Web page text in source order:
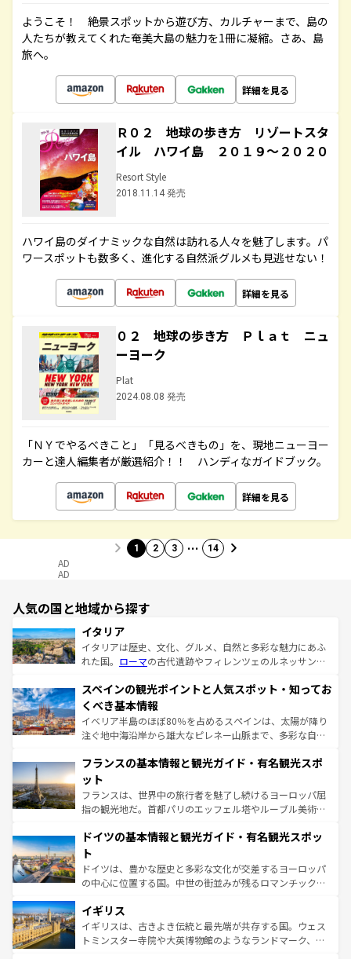
ようこそ！ 絶景スポットから遊び方、カルチャーまで、島の
人たちが教えてくれた奄美大島の魅力を1冊に凝縮。さあ、島
旅へ。
詳細を見る
Ｒ０２ 地球の歩き方 リゾートスタ
イル ハワイ島 ２０１９～２０２０
Resort Style
2018.11.14 発売
ハワイ島のダイナミックな自然は訪れる人々を魅了します。パ
ワースポットも数多く、進化する自然派グルメも見逃せない！
詳細を見る
０２ 地球の歩き方 Ｐｌａｔ ニュ
ーヨーク
Plat
2024.08.08 発売
「ＮＹでやるべきこと」「見るべきもの」を、現地ニューヨー
カーと達人編集者が厳選紹介！！ ハンディなガイドブック。
詳細を見る
1 2 3 … 14
AD
AD
人気の国と地域から探す
イタリア
イタリアは歴史、文化、グルメ、自然と多彩な魅力にあふ
れた国。 ローマの古代遺跡やフィレンツェのルネッサンス
ろん、トスカーナの美しい田園風景やアマルフィ海岸の絶
景など、自然景観も見逃せない。観光の合間には、本場の
ピザやパスタなど、絶品のイタリア料理を堪能することも
できる。朝目覚めてから夜眠るまで、すべての瞬間を楽し
なお、新着のイタリア情報はコンテンツ一覧を参照してほ
しい。
スペインの観光ポイントと人気スポット・知ってお
くべき基本情報
イベリア半島のほぼ80％を占めるスペインは、太陽が降り
注ぐ地中海沿岸から雄大なピレネー山脈まで、多彩な自然
文化が根付くこの国では、情熱的なフラメンコ、熱気あふ
れる闘牛、そして美味しいタパスが生活の一部となってい
る。首都マドリードの洗練された雰囲気や、バルセロナの
アートに溢れた街角から、地方では古代ローマ遺跡や中世
せる。地方によって風土や気候が異なるスペインはその個
ンテンツ一覧 を参照してほしい。
フランスの基本情報と観光ガイド・有名観光スポ
ット
フランスは、世界中の旅行者を魅了し続けるヨーロッパ屈
指の観光地だ。首都パリのエッフェル塔やルーブル美術館
で、幅広い魅力が詰まっている。華麗な宮殿、歴史的な大
聖堂、美しいビーチ、そして豊かな自然が、訪れる者を心
から魅了する。また、フランスは美食の国としても知ら
れ、フランス料理はユネスコ無形文化遺産にも登録されて
香り高いラベンダー畑など、多彩な楽しみ方が可能だ。さ
らに、パリ以外の地域にも魅力が溢れており、どの街角に
も豊かな歴史と文化が息づいている。パリ以外の個性あふ
ドイツの基本情報と観光ガイド・有名観光スポッ
ト
ドイツは、豊かな歴史と多彩な文化が交差するヨーロッパ
の中心に位置する国。中世の街並みが残るロマンチック街
顔を持つこの国は、どこを歩いても飽きることがない。ベ
ルリンの文化的活気、バイエルン州のアルプスの絶景、そ
してライン川沿いのワイン畑といった風景は必見。ビール
イギリス
イギリスは、古きよき伝統と最先端が共存する国。ウェス
トミンスター寺院や大英博物館のようなランドマーク、歴